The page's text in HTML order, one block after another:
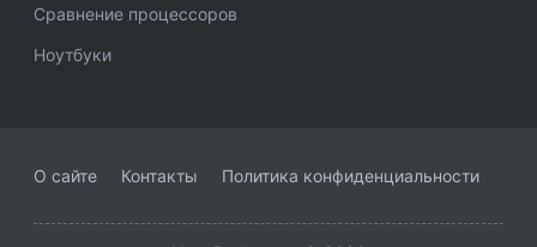
Сравнение процессоров
Ноутбуки
О сайте Контакты Политика конфиденциальности